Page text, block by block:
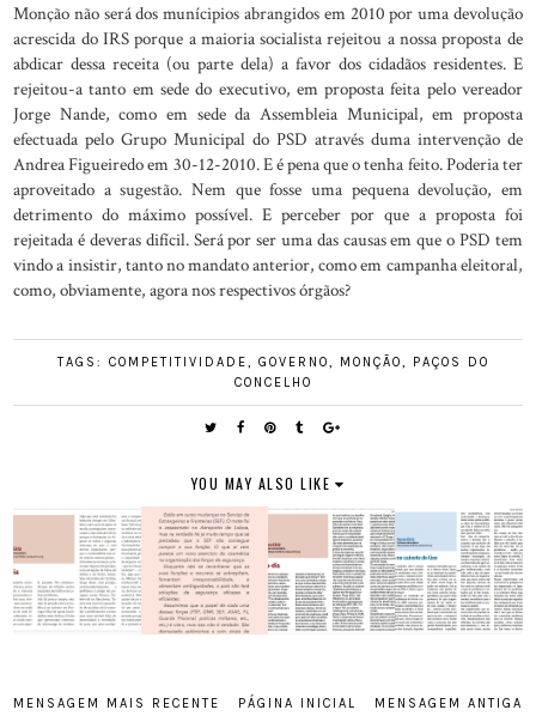
Monção não será dos munícipios abrangidos em 2010 por uma devolução
acrescida do IRS porque a maioria socialista rejeitou a nossa proposta de
abdicar dessa receita (ou parte dela) a favor dos cidadãos residentes. E
rejeitou-a tanto em sede do executivo, em proposta feita pelo vereador
Jorge Nande, como em sede da Assembleia Municipal, em proposta
efectuada pelo Grupo Municipal do PSD através duma intervenção de
Andrea Figueiredo em 30-12-2010. E é pena que o tenha feito. Poderia ter
aproveitado a sugestão. Nem que fosse uma pequena devolução, em
detrimento do máximo possível. E perceber por que a proposta foi
rejeitada é deveras difícil. Será por ser uma das causas em que o PSD tem
vindo a insistir, tanto no mandato anterior, como em campanha eleitoral,
como, obviamente, agora nos respectivos órgãos?
TAGS:COMPETITIVIDADE, GOVERNO, MONÇÃO,
PAÇOS DO
CONCELHO
YOU MAY ALSO LIKE
MENSAGEM MAIS RECENTE MENSAGEM ANTIGA
PÁGINA INICIAL